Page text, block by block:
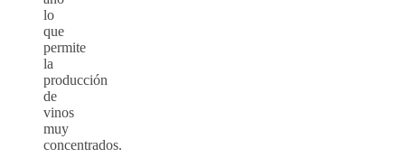
lo
que
permite
la
producción
de
vinos
muy
concentrados.